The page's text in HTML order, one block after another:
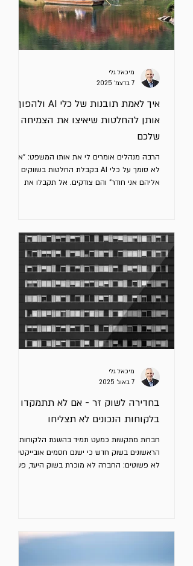
איך לאמת תובנות של כלי AI ולהפוך
אותן להחלטות שיאיצו את הצמיחה
שלכם
הרבה מנהלים אומרים לי את אותו המשפט: "אני
לא סומך על כלי AI בקבלת החלטות בשווקים
אליהם אני חודר" והם צודקים. אל תקבלו את
עליהן, אבל חובה לאמת, לאתגר ולדייק את
התוצרים לפני שמתחילים ליישם. והאמת זה ממש
קל! כשלא עושים את זה, שימוש בכלי AI עלול
להוביל לבחירות שגויות. זה מאמר רביעי בסדרה.
למטה תמצאו לינקים לשלושת המאמרים הקודמים.
הנה ארבעה עקרונות
מיכאל גלי
7 בדצמ׳ 2025
בחדירה לשוק זר - אם לא תתמקדו
בלקוחות הנכונים לא תצליחו
חברות מתקשות כמעט תמיד בהשגת הלקוחות
הראשונים בשוק חדש כי ישנם חסמים אובייקטיביים
לא פשוטים: החברה לא מוכרת בשוק היעד, פערי
מיכאל גלי
7 באוג׳ 2025